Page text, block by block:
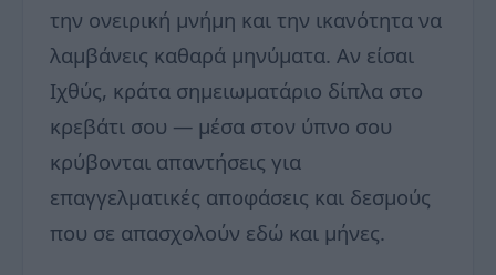
την ονειρική μνήμη και την ικανότητα να
λαμβάνεις καθαρά μηνύματα. Αν είσαι
Ιχθύς, κράτα σημειωματάριο δίπλα στο
κρεβάτι σου — μέσα στον ύπνο σου
κρύβονται απαντήσεις για
επαγγελματικές αποφάσεις και δεσμούς
που σε απασχολούν εδώ και μήνες.